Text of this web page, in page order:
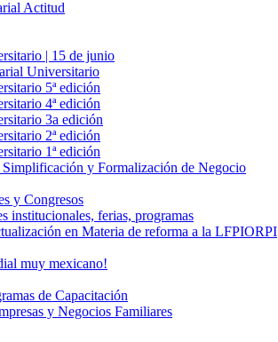
Actitud
| 15 de junio
Universitario
5ª edición
4ª edición
3a edición
2ª edición
1ª edición
y Formalización de Negocio
y Congresos
institucionales, ferias, programas
en Materia de reforma a la LFPIORPI
muy mexicano!
de Capacitación
y Negocios Familiares